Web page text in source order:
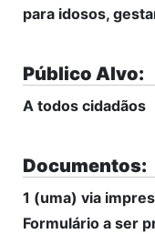
para idosos,
Público Alvo:
A todos cidadãos
Documentos:
1 (uma) via
Formulário a ser